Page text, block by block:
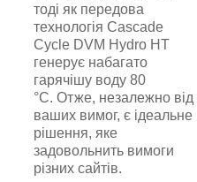
тоді як передова
технологія Cascade
Cycle DVM Hydro HT
генерує набагато
гарячішу воду 80
°C. Отже, незалежно від
ваших вимог, є ідеальне
рішення, яке
задовольнить вимоги
різних сайтів.